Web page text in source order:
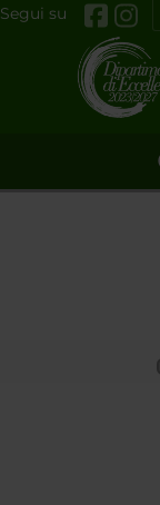
Segui su